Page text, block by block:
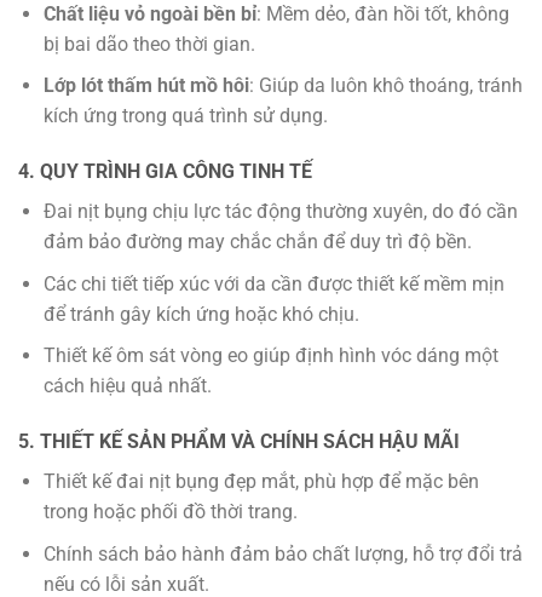
Chất liệu vỏ ngoài bền bỉ: Mềm dẻo, đàn hồi tốt, không
bị bai dão theo thời gian.
Lớp lót thấm hút mồ hôi: Giúp da luôn khô thoáng, tránh
kích ứng trong quá trình sử dụng.
4. QUY TRÌNH GIA CÔNG TINH TẾ
Đai nịt bụng chịu lực tác động thường xuyên, do đó cần
đảm bảo đường may chắc chắn để duy trì độ bền.
Các chi tiết tiếp xúc với da cần được thiết kế mềm mịn
để tránh gây kích ứng hoặc khó chịu.
Thiết kế ôm sát vòng eo giúp định hình vóc dáng một
cách hiệu quả nhất.
5. THIẾT KẾ SẢN PHẨM VÀ CHÍNH SÁCH HẬU MÃI
Thiết kế đai nịt bụng đẹp mắt, phù hợp để mặc bên
trong hoặc phối đồ thời trang.
Chính sách bảo hành đảm bảo chất lượng, hỗ trợ đổi trả
nếu có lỗi sản xuất.